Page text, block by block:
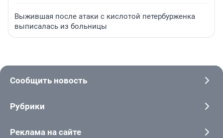
Выжившая после атаки с кислотой петербурженка
выписалась из больницы
Сообщить новость
Рубрики
Реклама на сайте